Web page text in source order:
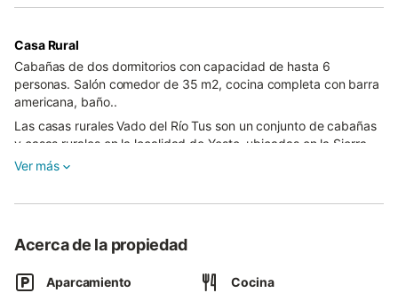
Casa Rural
Cabañas de dos dormitorios con capacidad de hasta 6
personas. Salón comedor de 35 m2, cocina completa con barra
americana, baño..
Las casas rurales Vado del Río Tus son un conjunto de cabañas
y casas rurales en la localidad de Yeste, ubicadas en la Sierra
del Segura dentro del parque natural en la aldea de Vado de
Albacete, el Calar del Mundo y el Calar de la Sima, junto al río
Ver más
Acerca de la propiedad
Aparcamiento Cocina